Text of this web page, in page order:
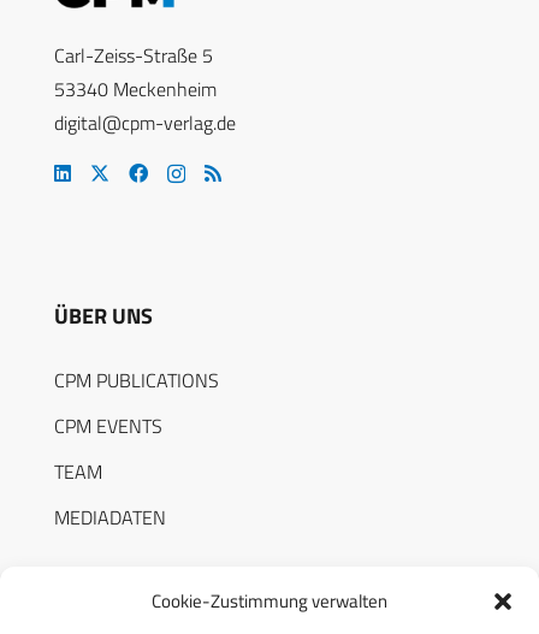
Cookie-Zustimmung verwalten
Carl-Zeiss-Straße 5
53340 Meckenheim
digital@cpm-verlag.de
ÜBER UNS
CPM PUBLICATIONS
CPM EVENTS
TEAM
MEDIADATEN